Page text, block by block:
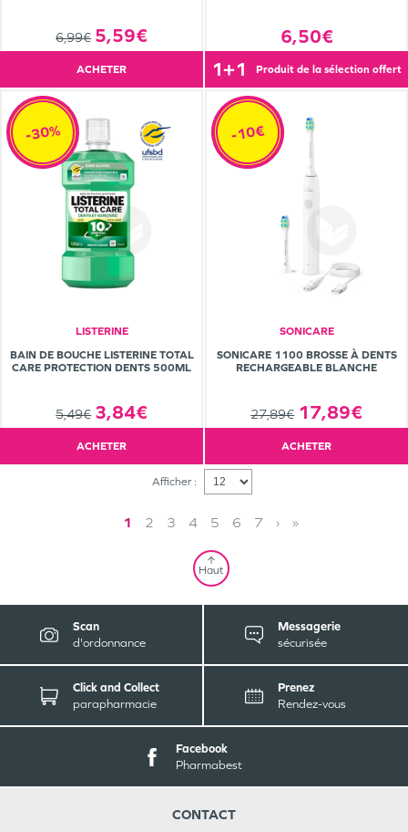
6,99€ 5,59€
ACHETER
6,50€
1+1 produit de la sélection offert
LISTERINE
BAIN DE BOUCHE LISTERINE TOTAL
CARE PROTECTION DENTS 500ML
5,49€ 3,84€
-30%
ACHETER
SONICARE
SONICARE 1100 BROSSE À DENTS
RECHARGEABLE BLANCHE
27,89€ 17,89€
-10€
ACHETER
Afficher :
1 2 3 4 5 6 7 › »
Haut
Scan
d'ordonnance
Messagerie
sécurisée
Click and Collect
parapharmacie
Prenez
Rendez-vous
Facebook
Pharmabest
CONTACT